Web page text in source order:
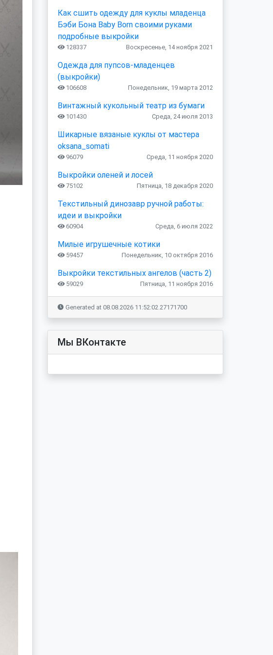
Как сшить одежду для куклы младенца
Бэби Бона Baby Born своими руками
подробные выкройки
128337 Воскресенье, 14 ноября 2021
Одежда для пупсов-младенцев
(выкройки)
106608 Понедельник, 19 марта 2012
Винтажный кукольный театр из бумаги
101430 Среда, 24 июля 2013
Шикарные вязаные куклы от мастера
oksana_somati
96079 Среда, 11 ноября 2020
Выкройки оленей и лосей
75102 Пятница, 18 декабря 2020
Текстильный динозавр ручной работы:
идеи и выкройки
60904 Среда, 6 июля 2022
Милые игрушечные котики
59457 Понедельник, 10 октября 2016
Выкройки текстильных ангелов (часть 2)
59029 Пятница, 11 ноября 2016
Generated at 08.08.2026 11:52:02.27171700
Мы ВКонтакте